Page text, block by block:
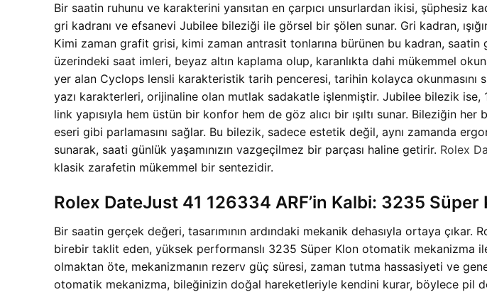
Bir saatin ruhunu ve karakterini yansıtan en çarpıcı unsurlardan ikisi, şüphesiz
gri kadranı ve efsanevi Jubilee bileziği ile görsel bir şölen sunar. Gri kadran,
Kimi zaman grafit grisi, kimi zaman antrasit tonlarına bürünen bu kadran,
üzerindeki saat imleri, beyaz altın kaplama olup, karanlıkta dahi mükemmel
yer alan Cyclops lensli karakteristik tarih penceresi, tarihin kolayca
yazı karakterleri, orijinaline olan mutlak sadakatle işlenmiştir. Jubilee bilezik ise,
link yapısıyla hem üstün bir konfor hem de göz alıcı bir ışıltı sunar. Bileziğin
eseri gibi parlamasını sağlar. Bu bilezik, sadece estetik değil, aynı zamanda
sunarak, saati günlük yaşamınızın vazgeçilmez bir parçası haline getirir. Rolex
klasik zarafetin mükemmel bir sentezidir.
Rolex DateJust 41 126334 ARF’in Kalbi: 3235
Bir saatin gerçek değeri, tasarımının ardındaki mekanik dehasıyla ortaya
birebir taklit eden, yüksek performanslı 3235 Süper Klon otomatik mekanizma
olmaktan öte, mekanizmanın rezerv güç süresi, zaman tutma hassasiyeti ve
otomatik mekanizma, bileğinizin doğal hareketleriyle kendini kurar, böylece pil